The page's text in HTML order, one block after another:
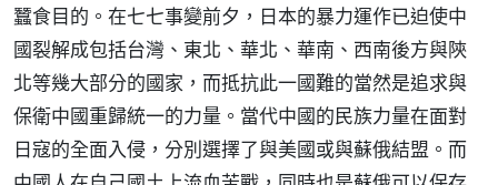
蠶食目的。在七七事變前夕，日本的暴力運作已迫使中
國裂解成包括台灣、東北、華北、華南、西南後方與陝
北等幾大部分的國家，而抵抗此一國難的當然是追求與
保衛中國重歸統一的力量。當代中國的民族力量在面對
日寇的全面入侵，分別選擇了與美國或與蘇俄結盟。而